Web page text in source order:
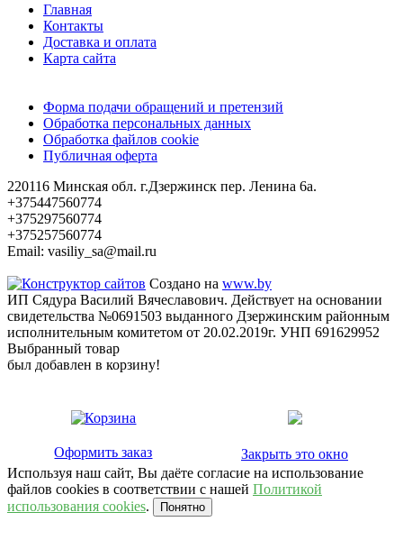
Главная
Контакты
Доставка и оплата
Карта сайта
Форма подачи обращений и претензий
Обработка персональных данных
Обработка файлов cookie
Публичная оферта
220116 Минская обл. г.Дзержинск пер. Ленина 6а.
+375447560774
+375297560774
+375257560774
Email: vasiliy_sa@mail.ru
Создано на www.by
ИП Сядура Василий Вячеславович. Действует на основании
свидетельства №0691503 выданного Дзержинским районным
исполнительным комитетом от 20.02.2019г. УНП 691629952
Выбранный товар
был добавлен в корзину!
Оформить заказ
Закрыть это окно
Используя наш сайт, Вы даёте согласие на использование
файлов cookies в соответствии с нашей Политикой
использования cookies. Понятно